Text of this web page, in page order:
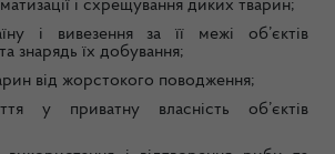
і схрещування диких тварин;
і вивезення за її межі об’єктів
знарядь їх добування;
від жорстокого поводження;
у приватну власність об’єктів